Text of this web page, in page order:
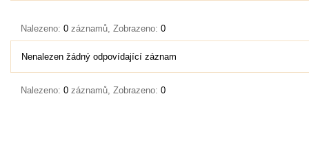
Nalezeno: 0 záznamů, Zobrazeno: 0
Nenalezen žádný odpovídající záznam
Nalezeno: 0 záznamů, Zobrazeno: 0